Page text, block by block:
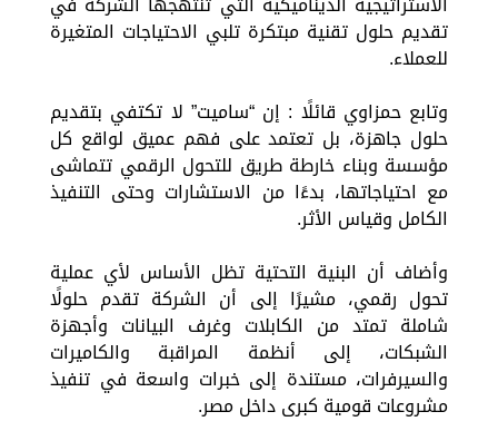
تقديم حلول تقنية مبتكرة تلبي الاحتياجات المتغيرة
للعملاء.
وتابع حمزاوي قائلًا : إن “ساميت” لا تكتفي بتقديم
حلول جاهزة، بل تعتمد على فهم عميق لواقع كل
مؤسسة وبناء خارطة طريق للتحول الرقمي تتماشى
مع احتياجاتها، بدءًا من الاستشارات وحتى التنفيذ
الكامل وقياس الأثر.
وأضاف أن البنية التحتية تظل الأساس لأي عملية
تحول رقمي، مشيرًا إلى أن الشركة تقدم حلولًا
شاملة تمتد من الكابلات وغرف البيانات وأجهزة
الشبكات، إلى أنظمة المراقبة والكاميرات
والسيرفرات، مستندة إلى خبرات واسعة في تنفيذ
مشروعات قومية كبرى داخل مصر.